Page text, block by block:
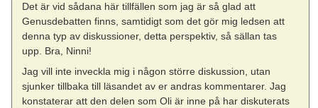
Det är vid sådana här tillfällen som jag är så glad att
Genusdebatten finns, samtidigt som det gör mig ledsen att
denna typ av diskussioner, detta perspektiv, så sällan tas
upp. Bra, Ninni!
Jag vill inte inveckla mig i någon större diskussion, utan
sjunker tillbaka till läsandet av er andras kommentarer. Jag
konstaterar att den delen som Oli är inne på har diskuterats